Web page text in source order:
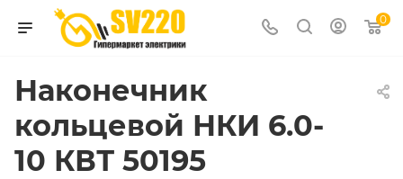
0
Наконечник
кольцевой НКИ 6.0-
10 КВТ 50195